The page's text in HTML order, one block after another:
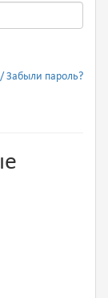
Забыли пароль?